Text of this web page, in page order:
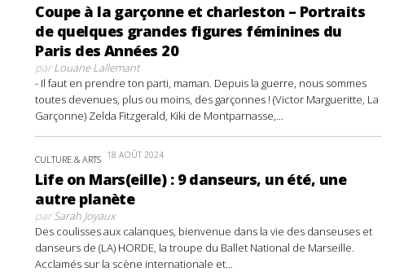
Coupe à la garçonne et charleston – Portraits
de quelques grandes figures féminines du
Paris des Années 20
parLouane Lallemant
- Il faut en prendre ton parti, maman. Depuis la guerre, nous sommes
toutes devenues, plus ou moins, des garçonnes ! (Victor Margueritte, La
Garçonne) Zelda Fitzgerald, Kiki de Montparnasse,...
CULTURE & ARTS 18 AOÛT 2024
Life on Mars(eille) : 9 danseurs, un été, une
autre planète
parSarah Joyaux
Des coulisses aux calanques, bienvenue dans la vie des danseuses et
danseurs de (LA) HORDE, la troupe du Ballet National de Marseille.
Acclamés sur la scène internationale et...